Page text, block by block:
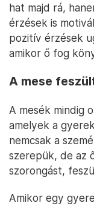
hat majd rá,
érzések is
pozitív érzések
amikor ő fog
A mese
A mesék mindig
amelyek a
nemcsak a
szerepük, de az
szorongást,
Amikor egy